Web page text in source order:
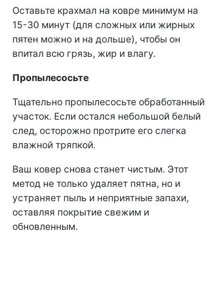
Оставьте крахмал на ковре минимум на
15-30 минут (для сложных или жирных
пятен можно и на дольше), чтобы он
впитал всю грязь, жир и влагу.
Пропылесосьте
Тщательно пропылесосьте обработанный
участок. Если остался небольшой белый
след, осторожно протрите его слегка
влажной тряпкой.
Ваш ковер снова станет чистым. Этот
метод не только удаляет пятна, но и
устраняет пыль и неприятные запахи,
оставляя покрытие свежим и
обновленным.